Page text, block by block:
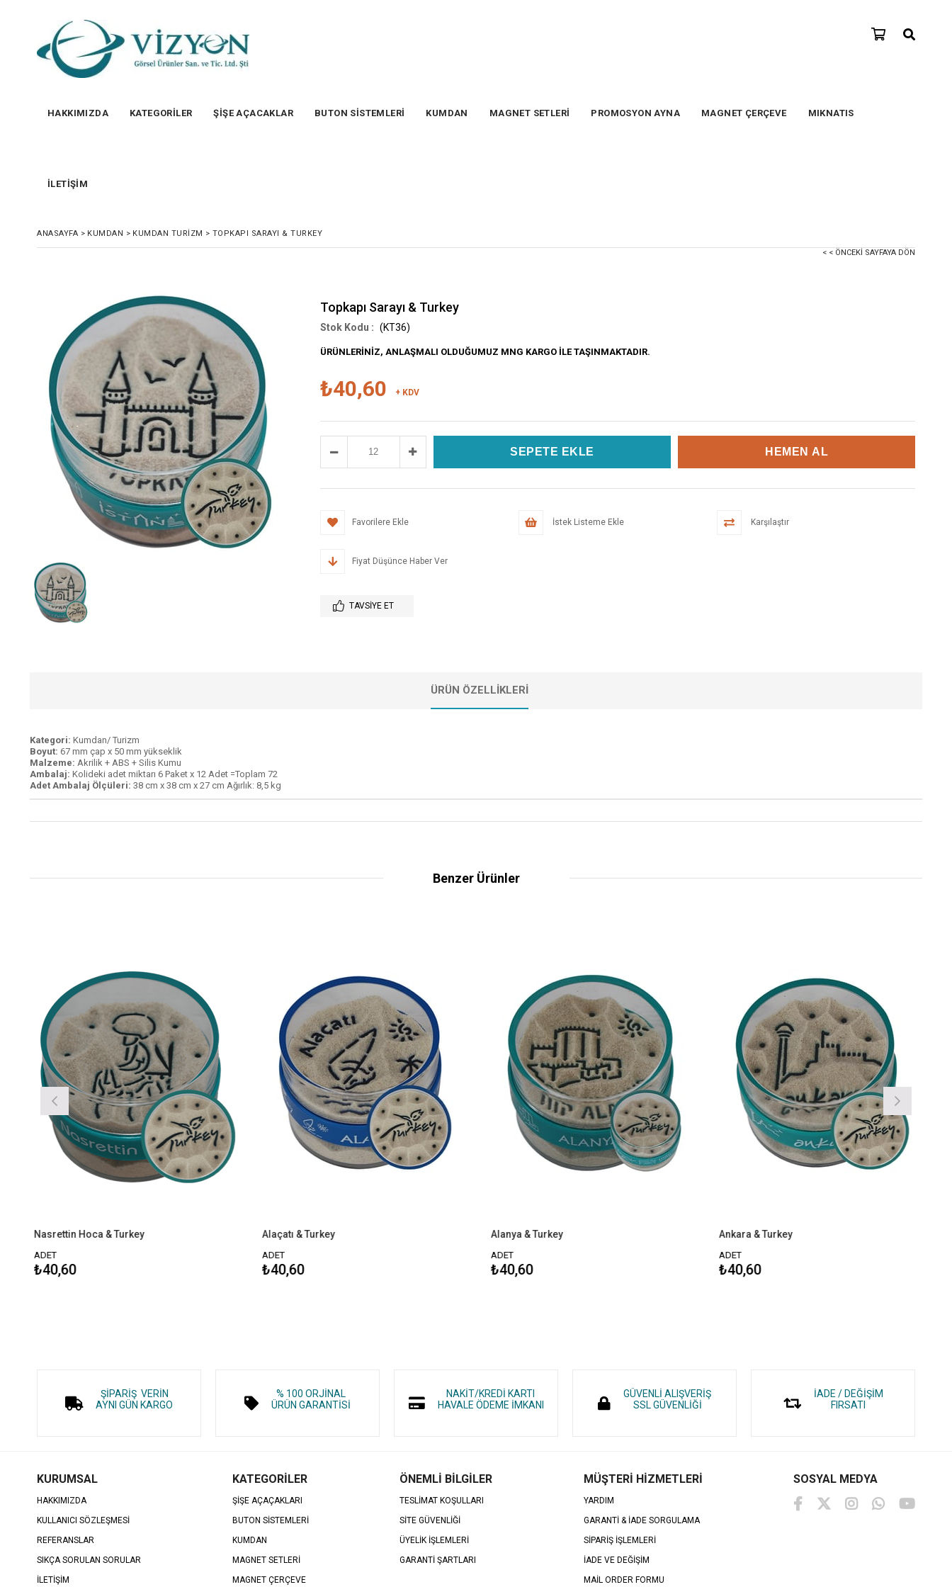
HAKKIMIZDA KATEGORİLER ŞİŞE AÇACAKLAR BUTON SİSTEMLERİ KUMDAN MAGNET SETLERİ PROMOSYON AYNA MAGNET ÇERÇEVE MIKNATIS
İLETİŞİM
ANASAYFA > KUMDAN > KUMDAN TURIZM > TOPKAPI SARAYI & TURKEY
< < ÖNCEKI SAYFAYA DÖN
Topkapı Sarayı & Turkey
(KT36)
ÜRÜNLERİNİZ, ANLAŞMALI OLDUĞUMUZ MNG KARGO İLE TAŞINMAKTADIR.
₺40,60 + KDV
Favorilere Ekle İstek Listeme Ekle Karşılaştır
Fiyat Düşünce Haber Ver
TAVSIYE ET
ÜRÜN ÖZELLIKLERI
Kategori: Kumdan/ Turizm
Boyut: 67 mm çap x 50 mm yükseklik
Malzeme: Akrilik + ABS + Silis Kumu
Ambalaj: Kolideki adet miktarı 6 Paket x 12 Adet =Toplam 72
Adet Ambalaj Ölçüleri: 38 cm x 38 cm x 27 cm Ağırlık: 8,5 kg
Benzer Ürünler
Hoca & Turkey Alaçatı & Turkey Alanya & Turkey Ankara & Turkey
ŞİPARİŞ VERİN
AYNI GÜN KARGO
% 100 ORJİNAL
ÜRÜN GARANTİSİ
NAKİT/KREDİ KARTI
HAVALE ÖDEME İMKANI
GÜVENLİ ALIŞVERİŞ
SSL GÜVENLİĞİ
İADE / DEĞİŞİM
FIRSATI
KURUMSAL
HAKKIMIZDA
KULLANICI SÖZLEŞMESİ
REFERANSLAR
SIKÇA SORULAN SORULAR
İLETİŞİM
KATEGORİLER
ŞİŞE AÇAÇAKLARI
BUTON SİSTEMLERİ
KUMDAN
MAGNET SETLERİ
MAGNET ÇERÇEVE
ÖNEMLİ BİLGİLER
TESLİMAT KOŞULLARI
SİTE GÜVENLİĞİ
ÜYELİK İŞLEMLERİ
GARANTİ ŞARTLARI
MÜŞTERİ HİZMETLERİ
YARDIM
GARANTİ & İADE SORGULAMA
SİPARİŞ İŞLEMLERİ
İADE VE DEĞİŞİM
MAİL ORDER FORMU
SOSYAL MEDYA